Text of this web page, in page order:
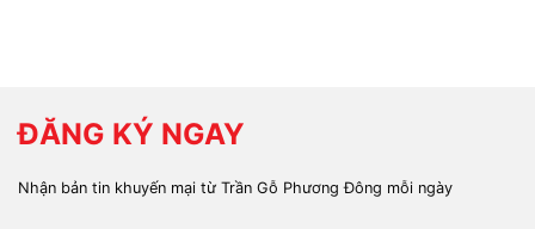
ĐĂNG KÝ NGAY
Nhận bản tin khuyến mại từ Trần Gỗ Phương Đông mỗi ngày